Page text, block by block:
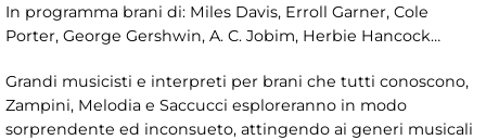
In programma brani di: Miles Davis, Erroll Garner, Cole
Porter, George Gershwin, A. C. Jobim, Herbie Hancock…
Grandi musicisti e interpreti per brani che tutti conoscono,
Zampini, Melodia e Saccucci esploreranno in modo
sorprendente ed inconsueto, attingendo ai generi musicali